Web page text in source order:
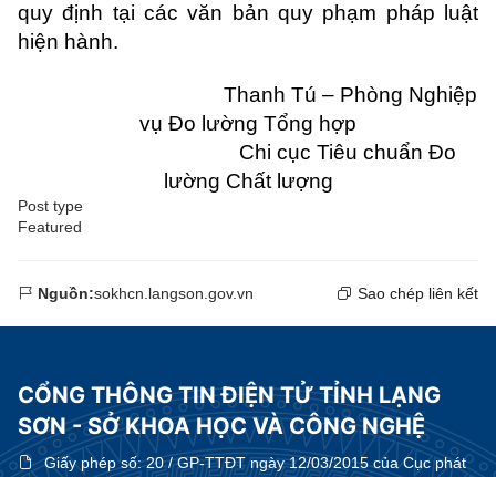
quy định tại các văn bản quy phạm pháp luật
hiện hành.
Thanh Tú – Phòng Nghiệp
vụ Đo lường Tổng hợp
Chi cục Tiêu chuẩn Đo
lường Chất lượng
Post type
Featured
Nguồn:sokhcn.langson.gov.vn Sao chép liên kết
CỔNG THÔNG TIN ĐIỆN TỬ TỈNH LẠNG
SƠN - SỞ KHOA HỌC VÀ CÔNG NGHỆ
Giấy phép số:20 / GP-TTĐT ngày 12/03/2015 của Cục phát